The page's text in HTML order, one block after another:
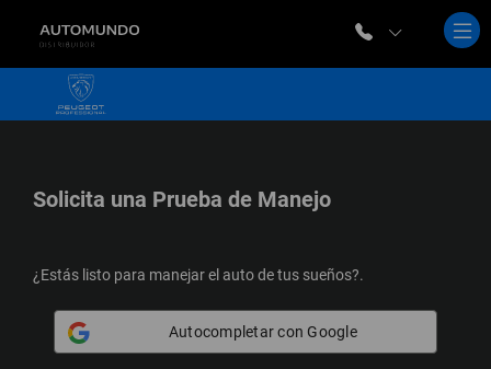
Solicita una Prueba de Manejo
¿Estás listo para manejar el auto de tus sueños?.
Autocompletar con Google